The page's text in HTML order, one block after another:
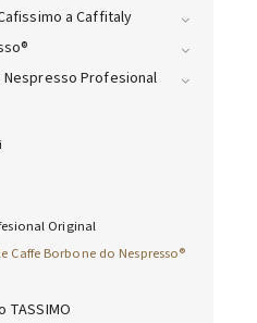
a Caffitaly
Nespresso Profesional
Original
Caffe Borbone do Nespresso®
TASSIMO